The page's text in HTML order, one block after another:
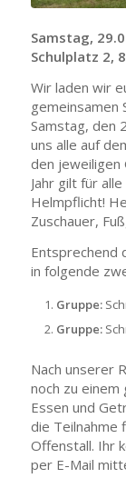
Samstag,
Schulplatz 2,
Wir laden wir
gemeinsamen
Samstag, den
uns alle auf
den jeweiligen
Jahr gilt für
Helmpflicht!
Zuschauer,
Entsprechend
in folgende
Gruppe:
Gruppe:
Nach unserer
noch zu einem
Essen und
die Teilnahme
Offenstall. Ihr
per E-Mail